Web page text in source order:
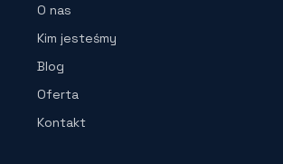
O nas
Kim jesteśmy
Blog
Oferta
Kontakt